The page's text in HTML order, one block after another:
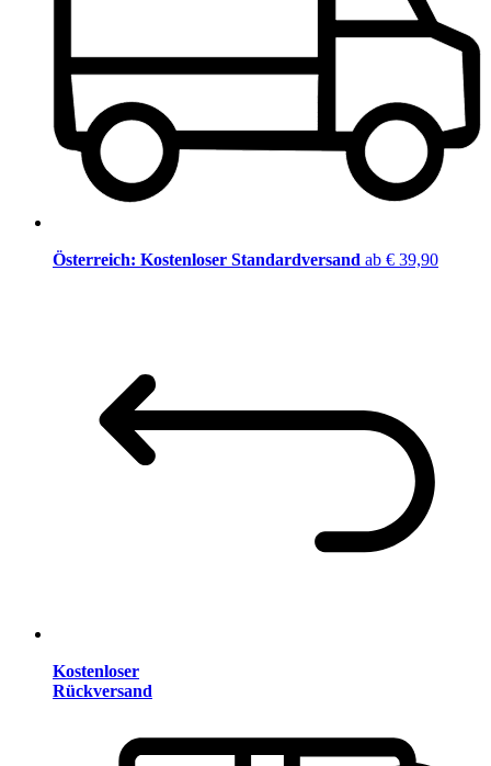
Österreich: Kostenloser Standardversand ab € 39,90
Kostenloser
Rückversand